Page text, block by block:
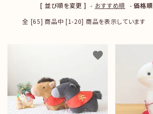
シーンから探す[ 並び順を変更 ] - おすすめ順 -価格順
全 [65] 商品中 [1-20] 商品を表示しています
favorite